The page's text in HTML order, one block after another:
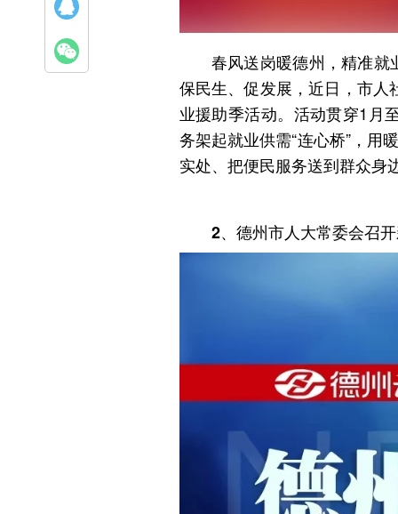
春风送岗暖德州，精准
保民生、促发展，近日，市
业援助季活动。活动贯穿1月
务架起就业供需“连心桥”，用
实处、把便民服务送到群众身
2、德州市人大常委会召